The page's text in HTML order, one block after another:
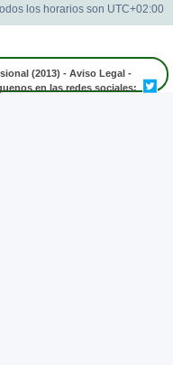
los horarios son UTC+02:00
(2013) - Aviso Legal -
en las redes sociales: